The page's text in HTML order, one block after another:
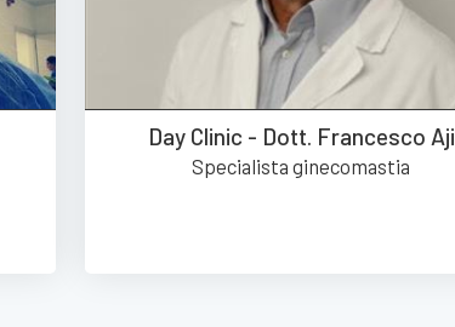
Day Clinic - Dott. Francesco Aji
Specialista ginecomastia